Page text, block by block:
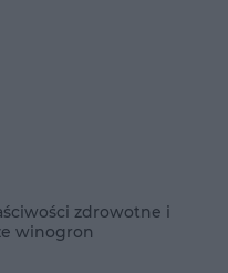
zdrowotne i
winogron